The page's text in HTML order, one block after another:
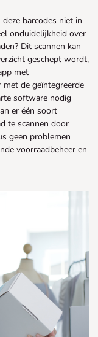
barcodes niet in
onduidelijkheid over
Dit scannen kan
geschept wordt,
met
de geïntegreerde
software nodig
er één soort
te scannen door
geen problemen
voorraadbeheer en